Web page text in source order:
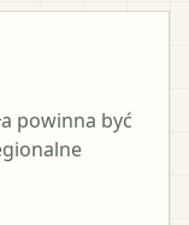
powinna być